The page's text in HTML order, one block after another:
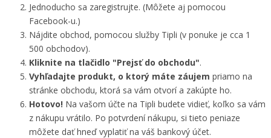
Jednoducho sa zaregistrujte. (Môžete aj pomocou
Facebook-u.)
Nájdite obchod, pomocou služby Tipli (v ponuke je cca 1
500 obchodov).
Kliknite na tlačidlo "Prejsť do obchodu".
Vyhľadajte produkt, o ktorý máte záujem priamo na
stránke obchodu, ktorá sa vám otvorí a zakúpte ho.
Hotovo! Na vašom účte na Tipli budete vidieť, koľko sa vám
z nákupu vrátilo. Po potvrdení nákupu, si tieto peniaze
môžete dať hneď vyplatiť na váš bankový účet.